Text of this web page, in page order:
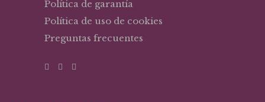
Política de garantía
Política de uso de cookies
Preguntas frecuentes